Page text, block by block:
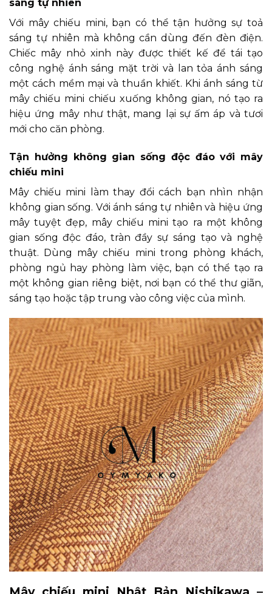
sáng tự nhiên
Với mây chiếu mini, bạn có thể tận hưởng sự toả
sáng tự nhiên mà không cần dùng đến đèn điện.
Chiếc mây nhỏ xinh này được thiết kế để tái tạo
công nghệ ánh sáng mặt trời và lan tỏa ánh sáng
một cách mềm mại và thuần khiết. Khi ánh sáng từ
mây chiếu mini chiếu xuống không gian, nó tạo ra
hiệu ứng mây như thật, mang lại sự ấm áp và tươi
mới cho căn phòng.
Tận hưởng không gian sống độc đáo với mây
chiếu mini
Mây chiếu mini làm thay đổi cách bạn nhìn nhận
không gian sống. Với ánh sáng tự nhiên và hiệu ứng
mây tuyệt đẹp, mây chiếu mini tạo ra một không
gian sống độc đáo, tràn đầy sự sáng tạo và nghệ
thuật. Dùng mây chiếu mini trong phòng khách,
phòng ngủ hay phòng làm việc, bạn có thể tạo ra
một không gian riêng biệt, nơi bạn có thể thư giãn,
sáng tạo hoặc tập trung vào công việc của mình.